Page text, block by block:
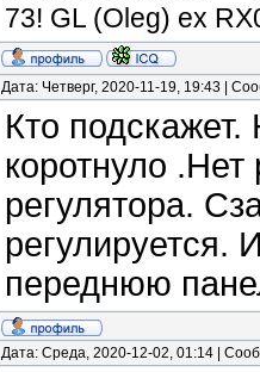
73! GL (Oleg) ex
Дата: Четверг, 2020-11-19, 19:43 |
Кто
коротнуло .Нет
регулятора.
регулируется.
переднюю
Дата: Среда, 2020-12-02, 01:14 |